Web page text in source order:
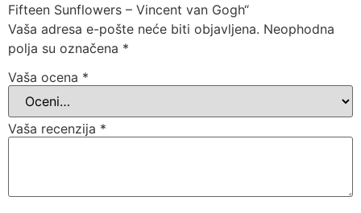
Fifteen Sunflowers – Vincent van Gogh“
Vaša adresa e-pošte neće biti objavljena. Neophodna
polja su označena *
Vaša ocena *
Vaša recenzija *